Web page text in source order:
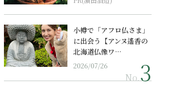
小樽で「アフロ仏さま」
に出会う【アンヌ遙香の
北海道仏像ワ…
2026/07/26
No.